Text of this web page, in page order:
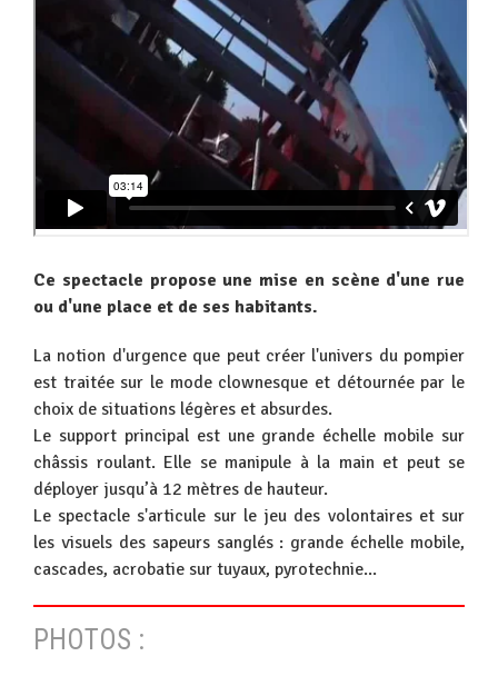
Ce spectacle propose une mise en scène d'une rue
ou d'une place et de ses habitants.
La notion d'urgence que peut créer l'univers du pompier
est traitée sur le mode clownesque et détournée par le
choix de situations légères et absurdes.
Le support principal est une grande échelle mobile sur
châssis roulant. Elle se manipule à la main et peut se
déployer jusqu’à 12 mètres de hauteur.
Le spectacle s'articule sur le jeu des volontaires et sur
les visuels des sapeurs sanglés : grande échelle mobile,
cascades, acrobatie sur tuyaux, pyrotechnie...
PHOTOS :